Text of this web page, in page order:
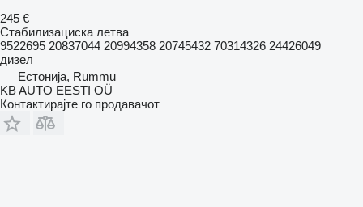
245 €
Стабилизациска летва
9522695 20837044 20994358 20745432 70314326 24426049
дизел
Естонија, Rummu
KB AUTO EESTI OÜ
Контактирајте го продавачот